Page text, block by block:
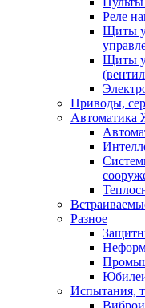
Реле
Щиты
Щиты
Приводы,
Разное
Испытания,